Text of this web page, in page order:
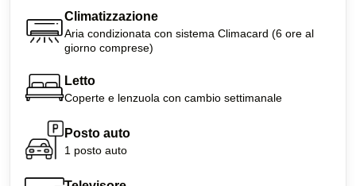
Climatizzazione
Aria condizionata con sistema Climacard (6 ore al
giorno comprese)
Letto
Coperte e lenzuola con cambio settimanale
Posto auto
1 posto auto